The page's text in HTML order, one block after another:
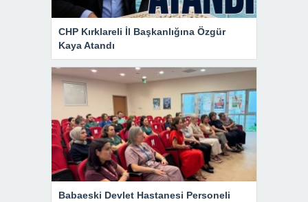
CHP Kırklareli İl Başkanlığına Özgür
Kaya Atandı
Babaeski Devlet Hastanesi Personeli